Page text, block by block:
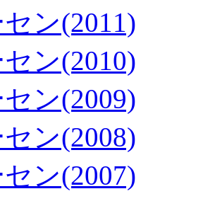
ン(2011)
ン(2010)
ン(2009)
ン(2008)
ン(2007)